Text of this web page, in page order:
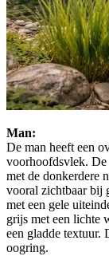
Man:
De man heeft een
voorhoofdsvlek. De
met de donkerdere
vooral zichtbaar bij
met een gele
grijs met een lichte
een gladde textuur.
oogring.